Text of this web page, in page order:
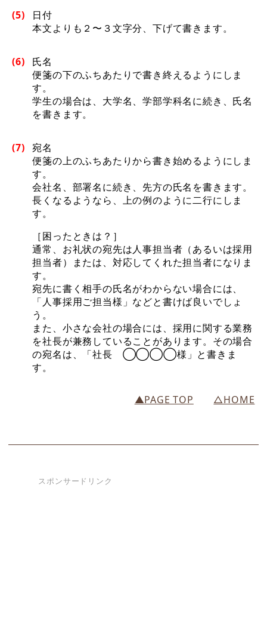
(5)
日付
本文よりも２〜３文字分、下げて書きます。
(6)
氏名
便箋の下のふちあたりで書き終えるようにしま
す。
学生の場合は、大学名、学部学科名に続き、氏名
を書きます。
(7)
宛名
便箋の上のふちあたりから書き始めるようにしま
す。
会社名、部署名に続き、先方の氏名を書きます。
長くなるようなら、上の例のように二行にしま
す。
［困ったときは？］
通常、お礼状の宛先は人事担当者（あるいは採用
担当者）または、対応してくれた担当者になりま
す。
宛先に書く相手の氏名がわからない場合には、
「人事採用ご担当様」などと書けば良いでしょ
う。
また、小さな会社の場合には、採用に関する業務
を社長が兼務していることがあります。その場合
の宛名は、「社長 ◯◯◯◯様」と書きま
す。
▲PAGE TOP △HOME
スポンサードリンク